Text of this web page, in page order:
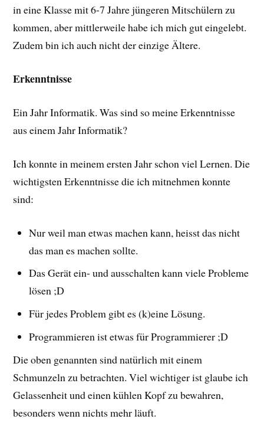
in eine Klasse mit 6-7 Jahre jüngeren Mitschülern zu
kommen, aber mittlerweile habe ich mich gut eingelebt.
Zudem bin ich auch nicht der einzige Ältere.
Erkenntnisse
Ein Jahr Informatik. Was sind so meine Erkenntnisse
aus einem Jahr Informatik?
Ich konnte in meinem ersten Jahr schon viel Lernen. Die
wichtigsten Erkenntnisse die ich mitnehmen konnte
sind:
Nur weil man etwas machen kann, heisst das nicht
das man es machen sollte.
Das Gerät ein- und ausschalten kann viele Probleme
lösen ;D
Für jedes Problem gibt es (k)eine Lösung.
Programmieren ist etwas für Programmierer ;D
Die oben genannten sind natürlich mit einem
Schmunzeln zu betrachten. Viel wichtiger ist glaube ich
Gelassenheit und einen kühlen Kopf zu bewahren,
besonders wenn nichts mehr läuft.